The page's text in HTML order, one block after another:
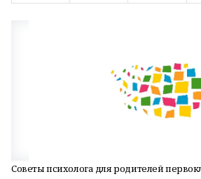
Советы психолога для родителей